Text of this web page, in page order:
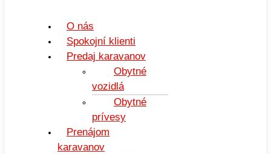
O nás
Spokojní klienti
Predaj karavanov
Obytné
vozidlá
Obytné
prívesy
Prenájom
karavanov